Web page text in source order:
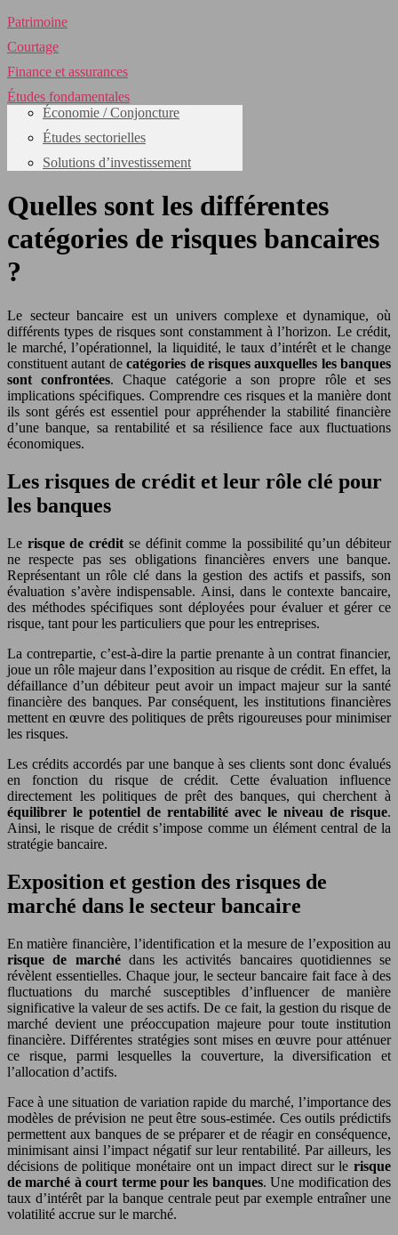
Patrimoine
Courtage
Finance et assurances
Études fondamentales
Économie / Conjoncture
Études sectorielles
Solutions d’investissement
Quelles sont les différentes
catégories de risques bancaires
?
Le secteur bancaire est un univers complexe et dynamique, où
différents types de risques sont constamment à l’horizon. Le crédit,
le marché, l’opérationnel, la liquidité, le taux d’intérêt et le change
constituent autant decatégories de risques auxquelles les banques
sont confrontées. Chaque catégorie a son propre rôle et ses
implications spécifiques. Comprendre ces risques et la manière dont
ils sont gérés est essentiel pour appréhender la stabilité financière
d’une banque, sa rentabilité et sa résilience face aux fluctuations
économiques.
Les risques de crédit et leur rôle clé pour
les banques
Le risque de crédit se définit comme la possibilité qu’un débiteur
ne respecte pas ses obligations financières envers une banque.
Représentant un rôle clé dans la gestion des actifs et passifs, son
évaluation s’avère indispensable. Ainsi, dans le contexte bancaire,
des méthodes spécifiques sont déployées pour évaluer et gérer ce
risque, tant pour les particuliers que pour les entreprises.
La contrepartie, c’est-à-dire la partie prenante à un contrat financier,
joue un rôle majeur dans l’exposition au risque de crédit. En effet, la
défaillance d’un débiteur peut avoir un impact majeur sur la santé
financière des banques. Par conséquent, les institutions financières
mettent en œuvre des politiques de prêts rigoureuses pour minimiser
les risques.
Les crédits accordés par une banque à ses clients sont donc évalués
en fonction du risque de crédit. Cette évaluation influence
directement les politiques de prêt des banques, qui cherchent à
équilibrer le potentiel de rentabilité avec le niveau de risque.
Ainsi, le risque de crédit s’impose comme un élément central de la
stratégie bancaire.
Exposition et gestion des risques de
marché dans le secteur bancaire
En matière financière, l’identification et la mesure de l’exposition au
risque de marchédans les activités bancaires quotidiennes se
révèlent essentielles. Chaque jour, le secteur bancaire fait face à des
fluctuations du marché susceptibles d’influencer de manière
significative la valeur de ses actifs. De ce fait, la gestion du risque de
marché devient une préoccupation majeure pour toute institution
financière. Différentes stratégies sont mises en œuvre pour atténuer
ce risque, parmi lesquelles la couverture, la diversification et
l’allocation d’actifs.
Face à une situation de variation rapide du marché, l’importance des
modèles de prévision ne peut être sous-estimée. Ces outils prédictifs
permettent aux banques de se préparer et de réagir en conséquence,
minimisant ainsi l’impact négatif sur leur rentabilité. Par ailleurs, les
décisions de politique monétaire ont un impact direct sur le risque
de marché à court terme pour les banques. Une modification des
taux d’intérêt par la banque centrale peut par exemple entraîner une
volatilité accrue sur le marché.